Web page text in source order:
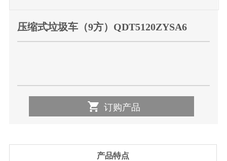
压缩式垃圾车（9方）QDT5120ZYSA6
 订购产品
产品特点